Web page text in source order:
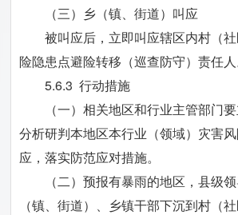
（三）乡（镇、街道）叫应
被叫应后，立即叫应辖区内村（
险隐患点避险转移（巡查防守）责任人
5.6.3 行动措施
（一）相关地区和行业主管部门
分析研判本地区本行业（领域）灾害
应，落实防范应对措施。
（二）预报有暴雨的地区，县级
（镇、街道）、乡镇干部下沉到村（